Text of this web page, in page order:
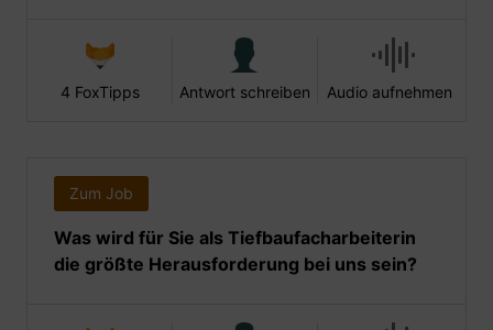
4 FoxTipps Antwort schreiben Audio aufnehmen
Zum Job
Was wird für Sie als Tiefbaufacharbeiterin
die größte Herausforderung bei uns sein?